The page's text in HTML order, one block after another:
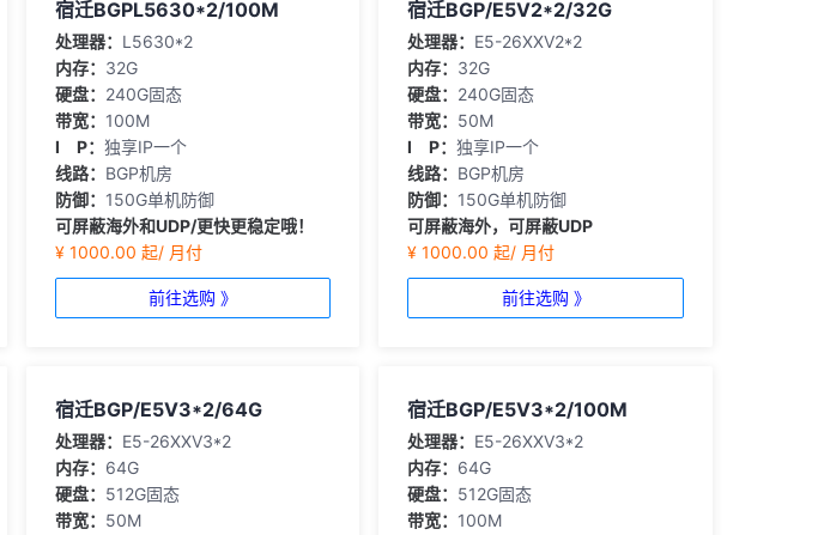
宿迁BGPL5630*2/100M
处理器： L5630*2
内存： 32G
硬盘： 240G固态
带宽： 100M
I P： 独享IP一个
线路： BGP机房
防御： 150G单机防御
可屏蔽海外和UDP/更快更稳定哦！
¥ 1000.00 起/ 月付
前往选购 》
宿迁BGP/E5V2*2/32G
处理器： E5-26XXV2*2
内存： 32G
硬盘： 240G固态
带宽： 50M
I P：独享IP一个
线路： BGP机房
防御： 150G单机防御
可屏蔽海外，可屏蔽UDP
¥ 1000.00 起/ 月付
前往选购 》
宿迁BGP/E5V3*2/64G
处理器： E5-26XXV3*2
内存： 64G
硬盘： 512G固态
带宽： 50M
宿迁BGP/E5V3*2/100M
处理器： E5-26XXV3*2
内存： 64G
硬盘： 512G固态
带宽： 100M